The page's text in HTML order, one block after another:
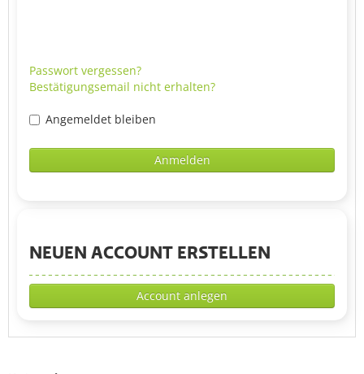
Passwort vergessen?
Bestätigungsemail nicht erhalten?
Angemeldet bleiben
Anmelden
NEUEN ACCOUNT ERSTELLEN
Account anlegen